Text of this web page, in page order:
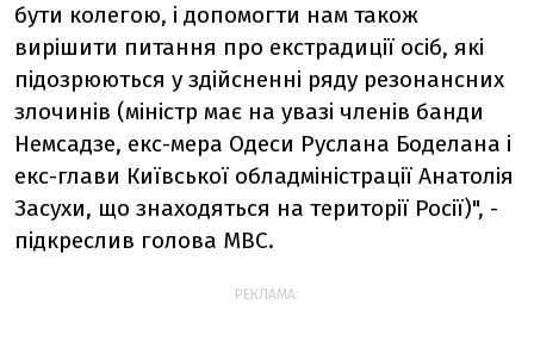
бути колегою, і допомогти нам також
вирішити питання про екстрадиції осіб, які
підозрюються у здійсненні ряду резонансних
злочинів (міністр має на увазі членів банди
Немсадзе, екс-мера Одеси Руслана Боделана і
екс-глави Київської обладміністрації Анатолія
Засухи, що знаходяться на території Росії)", -
підкреслив голова МВС.
РЕКЛАМА: